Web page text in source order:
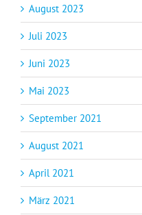
August 2023
Juli 2023
Juni 2023
Mai 2023
September 2021
August 2021
April 2021
März 2021